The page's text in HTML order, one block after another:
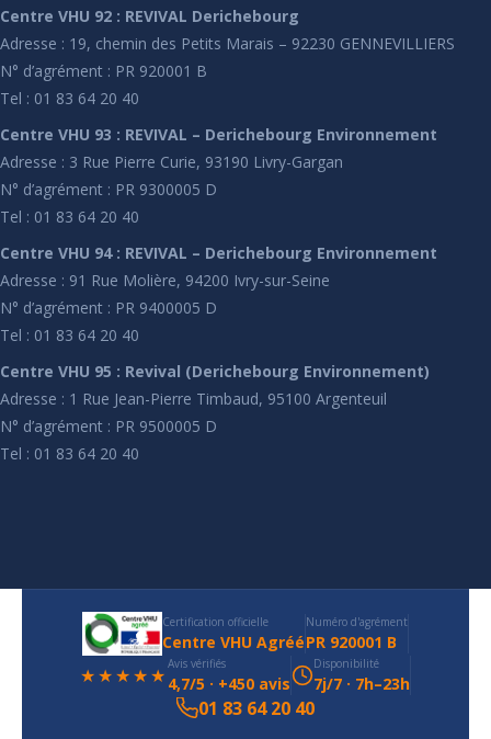
Centre VHU 92 : REVIVAL Derichebourg
Adresse : 19, chemin des Petits Marais – 92230 GENNEVILLIERS
N° d’agrément : PR 920001 B
Tel : 01 83 64 20 40
Centre VHU 93 : REVIVAL – Derichebourg Environnement
Adresse : 3 Rue Pierre Curie, 93190 Livry-Gargan
N° d’agrément : PR 9300005 D
Tel : 01 83 64 20 40
Centre VHU 94 : REVIVAL – Derichebourg Environnement
Adresse : 91 Rue Molière, 94200 Ivry-sur-Seine
N° d’agrément : PR 9400005 D
Tel : 01 83 64 20 40
Centre VHU 95 : Revival (Derichebourg Environnement)
Adresse : 1 Rue Jean-Pierre Timbaud, 95100 Argenteuil
N° d’agrément : PR 9500005 D
Tel : 01 83 64 20 40
Certification officielle
Centre VHU Agréé
Numéro d'agrément
PR 920001 B
★★★★★ Avis vérifiés
4,7/5 · +450 avis
Disponibilité
7j/7 · 7h–23h
01 83 64 20 40